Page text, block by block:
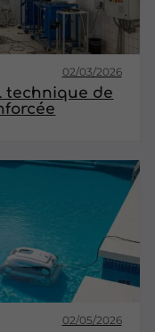
02/03/2026
technique de
02/05/2026